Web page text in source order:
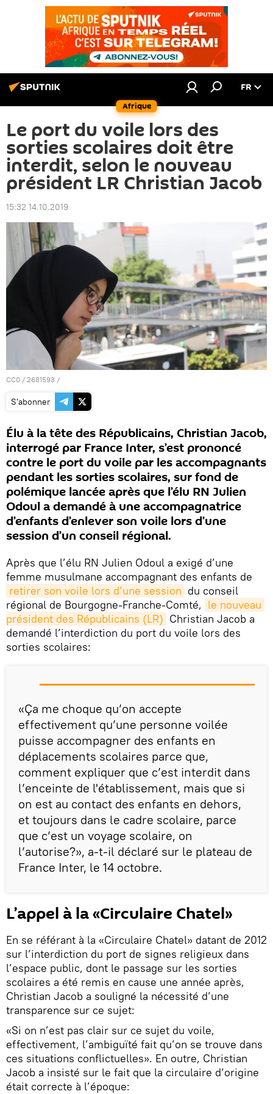
Afrique
FR
Le port du voile lors des
sorties scolaires doit être
interdit, selon le nouveau
président LR Christian Jacob
15:32 14.10.2019
CC0 / 2681593 /
S'abonner
Élu à la tête des Républicains, Christian Jacob,
interrogé par France Inter, s’est prononcé
contre le port du voile par les accompagnants
pendant les sorties scolaires, sur fond de
polémique lancée après que l’élu RN Julien
Odoul a demandé à une accompagnatrice
d’enfants d’enlever son voile lors d’une
session d’un conseil régional.
Après que l’élu RN Julien Odoul a exigé d’une
femme musulmane accompagnant des enfants de
retirer son voile lors d’une session du conseil
régional de Bourgogne-Franche-Comté, le nouveau
président des Républicains (LR) Christian Jacob a
demandé l’interdiction du port du voile lors des
sorties scolaires:
«Ça me choque qu’on accepte
effectivement qu’une personne voilée
puisse accompagner des enfants en
déplacements scolaires parce que,
comment expliquer que c’est interdit dans
l’enceinte de l'établissement, mais que si
on est au contact des enfants en dehors,
et toujours dans le cadre scolaire, parce
que c’est un voyage scolaire, on
l’autorise?», a-t-il déclaré sur le plateau de
France Inter, le 14 octobre.
L’appel à la «Circulaire Chatel»
En se référant à la «Circulaire Chatel» datant de 2012
sur l’interdiction du port de signes religieux dans
l’espace public, dont le passage sur les sorties
scolaires a été remis en cause une année après,
Christian Jacob a souligné la nécessité d’une
transparence sur ce sujet:
«Si on n’est pas clair sur ce sujet du voile,
effectivement, l’ambiguïté fait qu’on se trouve dans
ces situations conflictuelles». En outre, Christian
Jacob a insisté sur le fait que la circulaire d’origine
était correcte à l’époque: